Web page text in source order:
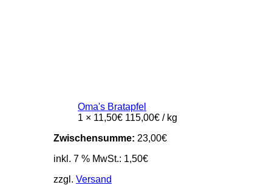
Oma's Bratapfel
1 × 11,50€ 115,00€ / kg
Zwischensumme: 23,00€
inkl. 7 % MwSt.: 1,50€
zzgl. Versand